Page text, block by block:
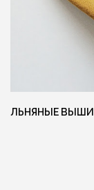
ЛЬНЯНЫЕ
Ещё больше
можете